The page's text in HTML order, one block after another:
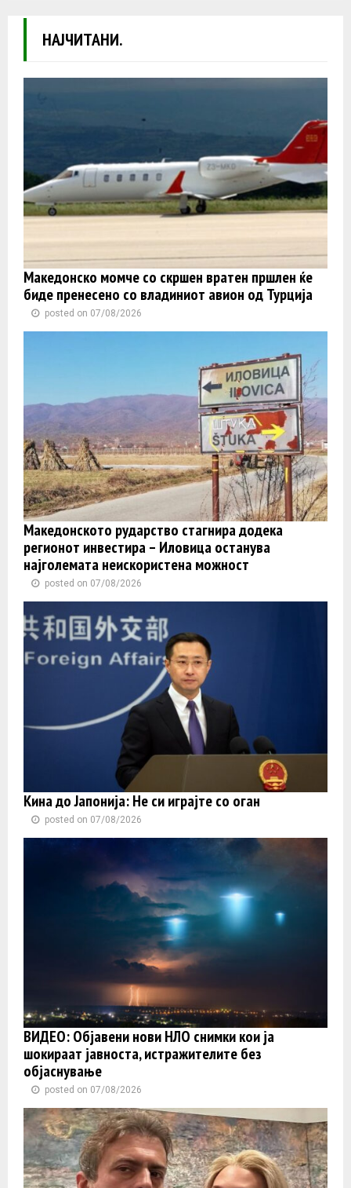
НАЈЧИТАНИ.
Македонско момче со скршен вратен пршлен ќе
биде пренесено со владиниот авион од Турција
posted on 07/08/2026
Македонското рударство стагнира додека
регионот инвестира – Иловица останува
најголемата неискористена можност
posted on 07/08/2026
Кина до Јапонија: Не си играјте со оган
posted on 07/08/2026
ВИДЕО: Објавени нови НЛО снимки кои ја
шокираат јавноста, истражителите без
објаснување
posted on 07/08/2026